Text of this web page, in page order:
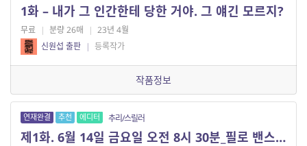
1화 – 내가 그 인간한테 당한 거야. 그 얘긴 모르지?
무료 | 분량 26매 | 23년 4월
신원섭 출판 | 등록작가
작품정보
연재완결 추천 에디터 추리/스릴러
제1화. 6월 14일 금요일 오전 8시 30분_필로 밴스의 집에서 (1)